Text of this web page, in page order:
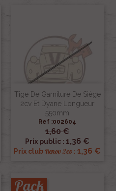
Tige De Garniture De Siège
2cv Et Dyane Longueur
550mm
Ref :002604
1,60 €
Prix public : 1,36 €
Prix club Renov 2cv : 1,36 €
Pack